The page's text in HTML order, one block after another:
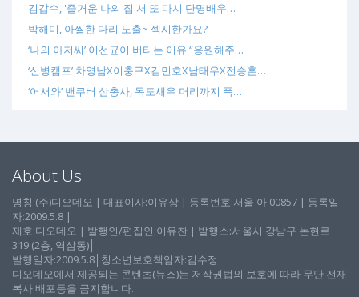
김갑수, '즐거운 나의 집'서 또 다시 단명배우…
박해미, 아찔한 다리 노출~ 섹시한가요?
‘나의 아저씨’ 이선균이 버티는 이유 “응원해주…
‘신병캠프’ 차영남X이충구X김민호X남태우X전승훈…
‘어서와’ 밴쿠버 삼총사, 독도새우 머리까지 폭…
About Us
명칭:(주)디오데오 | 대표이사:이유상 | 등록번호:서울 아 00857 | 등록일
자:2009.5.8 |
제호:디오데오 | 발행인/편집인:이유찬 | 발행소:서울시 강남구 논현로
319 (2층, 역삼동)│
발행일자:2009.5.8│청소년보호책임자:김수정
디오데오에서 제공되는 콘텐츠(뉴스)는 저작권법의 보호에 따라 무단 전재
복사 배포등을 금지합니다.